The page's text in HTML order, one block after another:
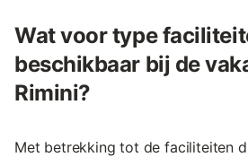
Wat voor type
beschikbaar bij de
Rimini?
Met betrekking tot de faciliteiten